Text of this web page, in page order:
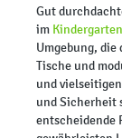
Gut
im Kindergarten
Umgebung, die
Tische und
und
und Sicherheit
entscheidende